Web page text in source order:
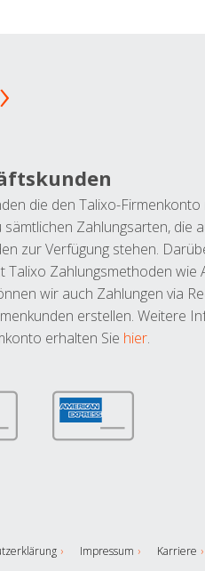
die den Talixo-
sämtlichen Zahlungsarten, die
zur Verfügung stehen.
Talixo Zahlungsmethoden wie
wir auch Zahlungen via
erstellen. Weitere
erhalten Sie hier.
Impressum Karriere